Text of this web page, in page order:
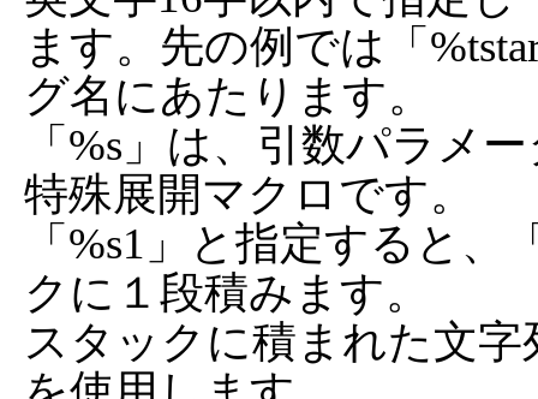
ます。先の例では「
グ名にあたります。
「%s」は、引数パラメ
特殊展開マクロです。
「%s1」と指定すると
クに１段積みます。
スタックに積まれた文